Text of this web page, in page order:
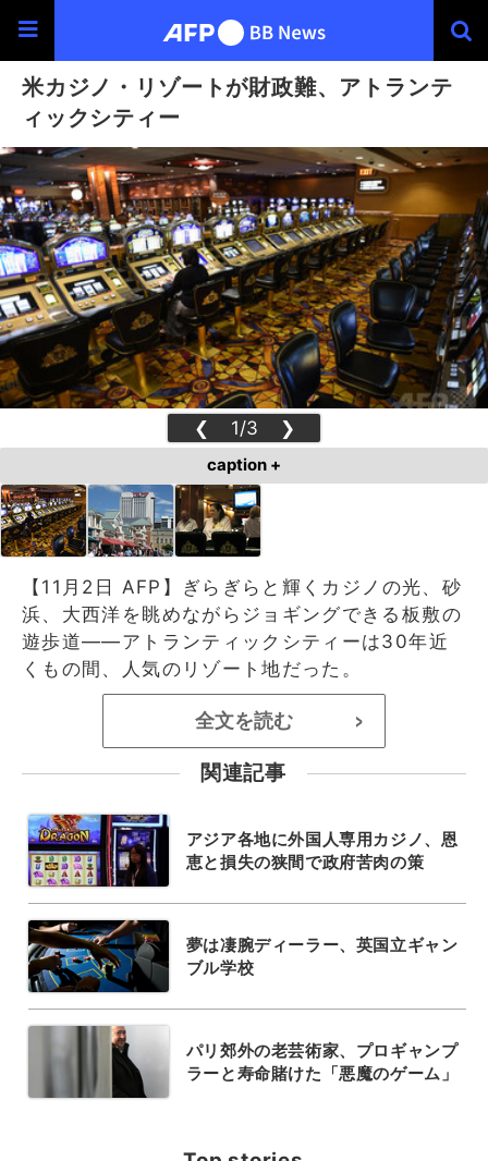
米カジノ・リゾートが財政難、アトランテ
ィックシティー
❮ 1/3 ❯
caption +
【11月2日 AFP】ぎらぎらと輝くカジノの光、砂
浜、大西洋を眺めながらジョギングできる板敷の
遊歩道――アトランティックシティーは30年近
くもの間、人気のリゾート地だった。
全文を読む >
関連記事
アジア各地に外国人専用カジノ、恩
恵と損失の狭間で政府苦肉の策
夢は凄腕ディーラー、英国立ギャン
ブル学校
パリ郊外の老芸術家、プロギャンプ
ラーと寿命賭けた「悪魔のゲーム」